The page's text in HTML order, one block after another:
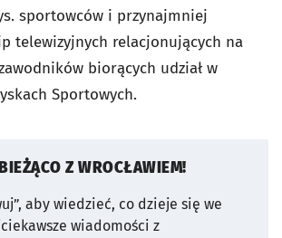
sportowców i przynajmniej
telewizyjnych relacjonujących na
biorących udział w
Sportowych.
Z WROCŁAWIEM!
aby wiedzieć, co dzieje się we
wiadomości z